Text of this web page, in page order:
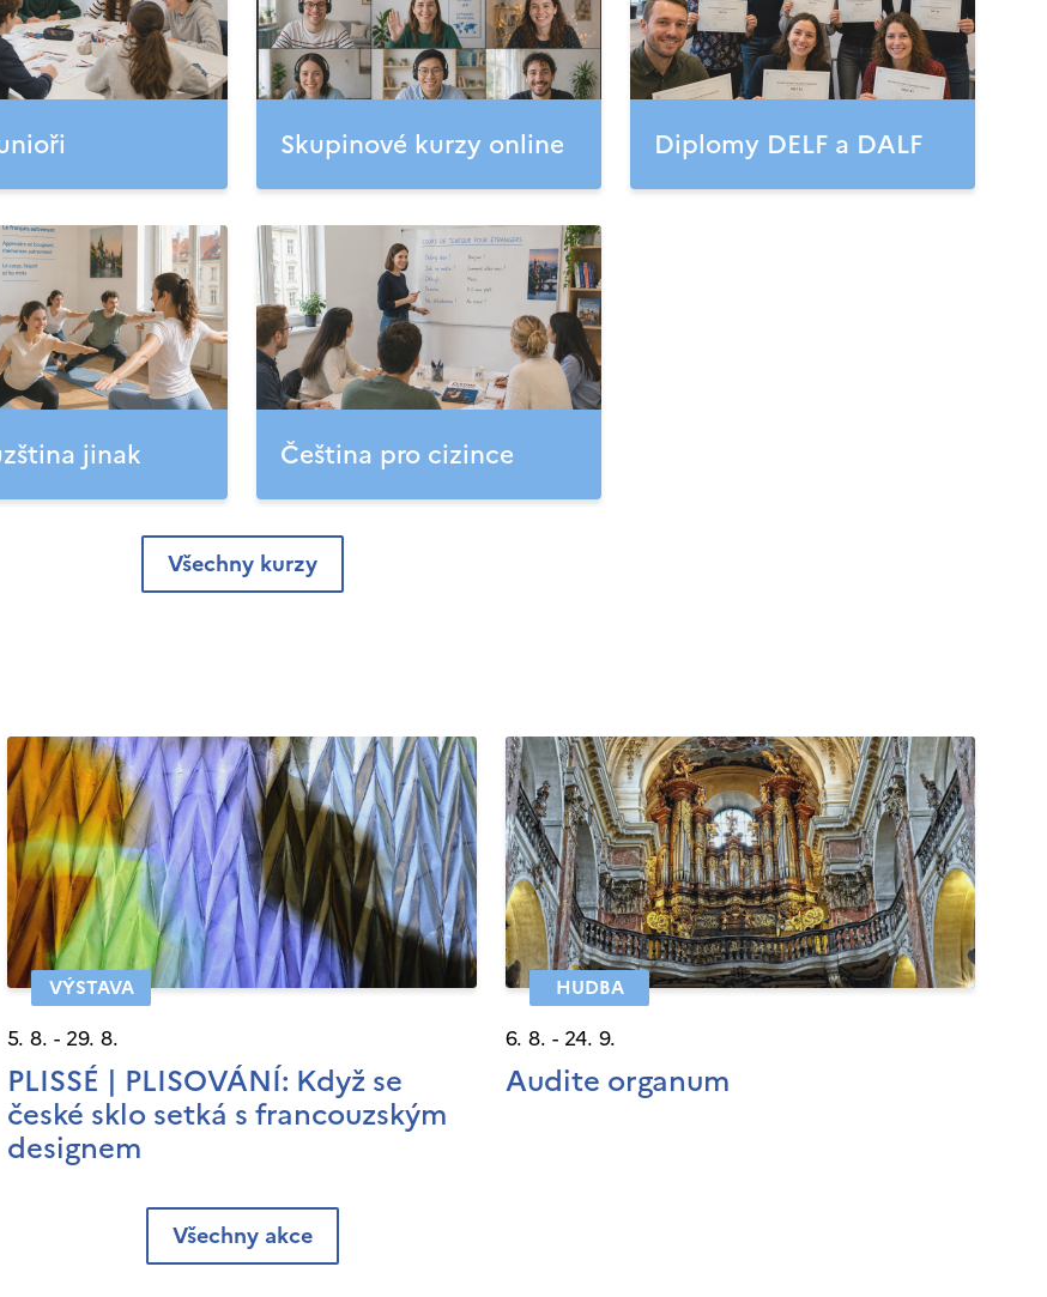
Skupinové kurzy online Diplomy DELF a DALF
jinak Čeština pro cizince
Všechny kurzy
VÝSTAVA
5. 8. - 29. 8.
PLISSÉ | PLISOVÁNÍ: Když se
české sklo setká s francouzským
designem
HUDBA
6. 8. - 24. 9.
Audite organum
Všechny akce